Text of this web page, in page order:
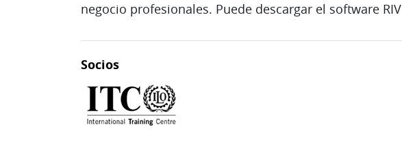
negocio profesionales. Puede descargar el software RIV
Socios